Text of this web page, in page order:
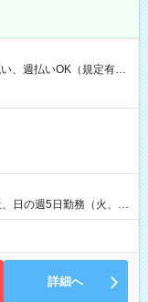
日の週5日勤務（火、水
休暇有り！） ・ワンシ
詳細へ